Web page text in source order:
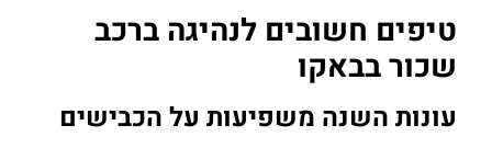
טיפים חשובים לנהיגה ברכב
שכור בבאקו
עונות השנה משפיעות על הכבישים